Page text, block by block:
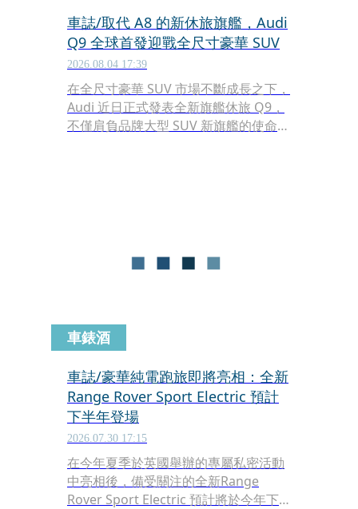
車誌/取代 A8 的新休旅旗艦，Audi
Q9 全球首發迎戰全尺寸豪華 SUV
2026.08.04 17:39
在全尺寸豪華 SUV 市場不斷成長之下，
Audi 近日正式發表全新旗艦休旅 Q9，
不僅肩負品牌大型 SUV 新旗艦的使命，
車錶酒
車誌/豪華純電跑旅即將亮相：全新
Range Rover Sport Electric 預計
下半年登場
2026.07.30 17:15
在今年夏季於英國舉辦的專屬私密活動
中亮相後，備受關注的全新Range
Rover Sport Electric 預計將於今年下